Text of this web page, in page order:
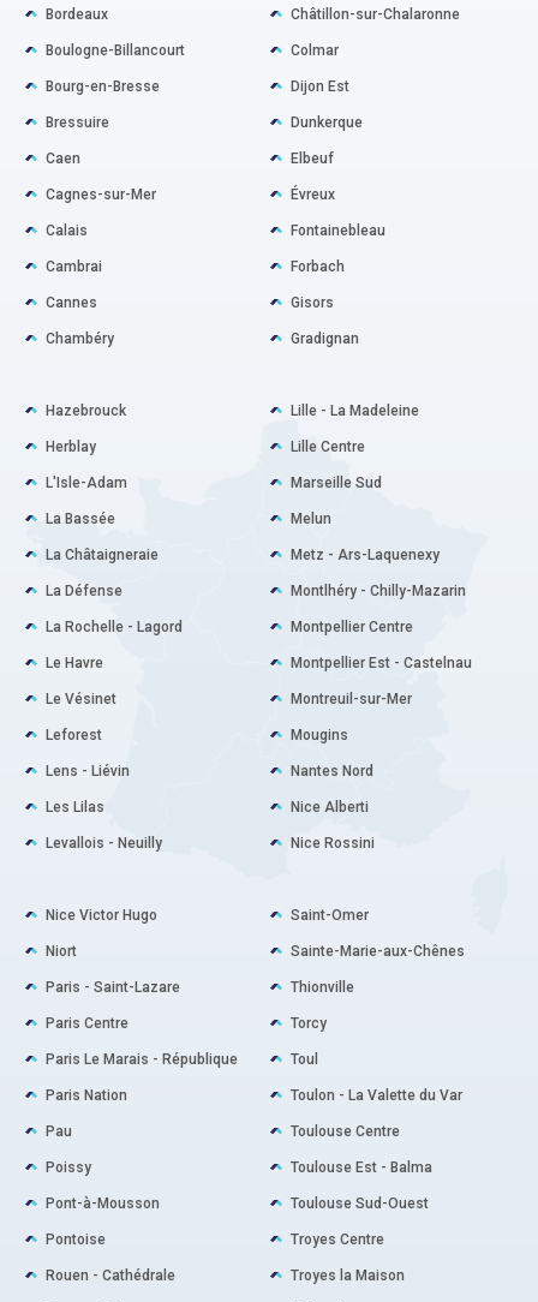
Bordeaux
Boulogne-Billancourt
Bourg-en-Bresse
Bressuire
Caen
Cagnes-sur-Mer
Calais
Cambrai
Cannes
Chambéry
Châtillon-sur-Chalaronne
Colmar
Dijon Est
Dunkerque
Elbeuf
Évreux
Fontainebleau
Forbach
Gisors
Gradignan
Hazebrouck
Herblay
L'Isle-Adam
La Bassée
La Châtaigneraie
La Défense
La Rochelle - Lagord
Le Havre
Le Vésinet
Leforest
Lens - Liévin
Les Lilas
Levallois - Neuilly
Lille - La Madeleine
Lille Centre
Marseille Sud
Melun
Metz - Ars-Laquenexy
Montlhéry - Chilly-Mazarin
Montpellier Centre
Montpellier Est - Castelnau
Montreuil-sur-Mer
Mougins
Nantes Nord
Nice Alberti
Nice Rossini
Nice Victor Hugo
Niort
Paris - Saint-Lazare
Paris Centre
Paris Le Marais - République
Paris Nation
Pau
Poissy
Pont-à-Mousson
Pontoise
Rouen - Cathédrale
Saint-Omer
Sainte-Marie-aux-Chênes
Thionville
Torcy
Toul
Toulon - La Valette du Var
Toulouse Centre
Toulouse Est - Balma
Toulouse Sud-Ouest
Troyes Centre
Troyes la Maison